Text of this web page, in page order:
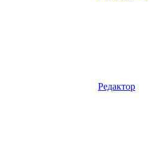
Редактор